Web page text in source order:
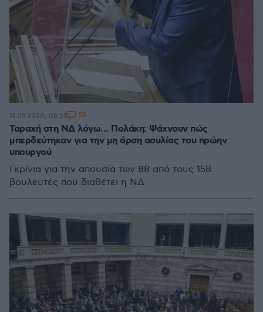
Ταραχή στη ΝΔ λόγω... Πολάκη: Ψάχνουν πώς
μπερδεύτηκαν για την μη άρση ασυλίας του πρώην
υπουργού
Γκρίνια για την απουσία των 88 από τους 158
βουλευτές που διαθέτει η ΝΔ
11.09.2020, 06:51 59